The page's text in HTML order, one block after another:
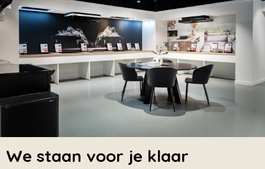
We staan voor je klaar